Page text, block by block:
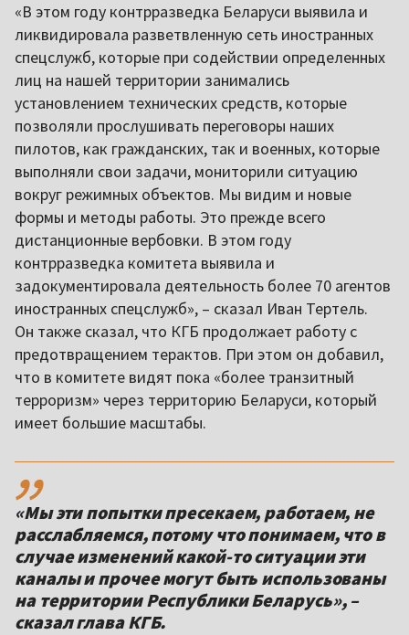
«В этом году контрразведка Беларуси выявила и
ликвидировала разветвленную сеть иностранных
спецслужб, которые при содействии определенных
лиц на нашей территории занимались
установлением технических средств, которые
позволяли прослушивать переговоры наших
пилотов, как гражданских, так и военных, которые
выполняли свои задачи, мониторили ситуацию
вокруг режимных объектов. Мы видим и новые
формы и методы работы. Это прежде всего
дистанционные вербовки. В этом году
контрразведка комитета выявила и
задокументировала деятельность более 70 агентов
иностранных спецслужб», – сказал Иван Тертель.
Он также сказал, что КГБ продолжает работу с
предотвращением терактов. При этом он добавил,
что в комитете видят пока «более транзитный
терроризм» через территорию Беларуси, который
имеет большие масштабы.
,,
«Мы эти попытки пресекаем, работаем, не
расслабляемся, потому что понимаем, что в
случае изменений какой-то ситуации эти
каналы и прочее могут быть использованы
на территории Республики Беларусь», –
сказал глава КГБ.